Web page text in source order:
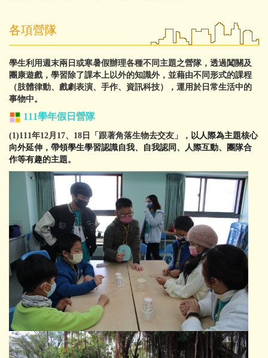
最新消息
系所成員
課程介紹
招生資訊
文件下載
師生成果
講座與研討會
國際交流
獎學金及學術補助
高中生專區
International students
系友專區
各項營隊
學生利用週末兩日或寒暑假辦理各種不同主題之營隊，透過闖關及
團康遊戲，學習除了課本上以外的知識外，並藉由不同形式的課程
（肢體律動、戲劇表演、手作、資訊科技），運用於日常生活中的
事物中。
111學年假日營隊
(1)111年12月17、18日「跟著角落生物去交友」， 以人際為主題核心
向外延伸，帶領學生學習認識自我、自我認同、人際互動、團隊合
作等有趣的主題。